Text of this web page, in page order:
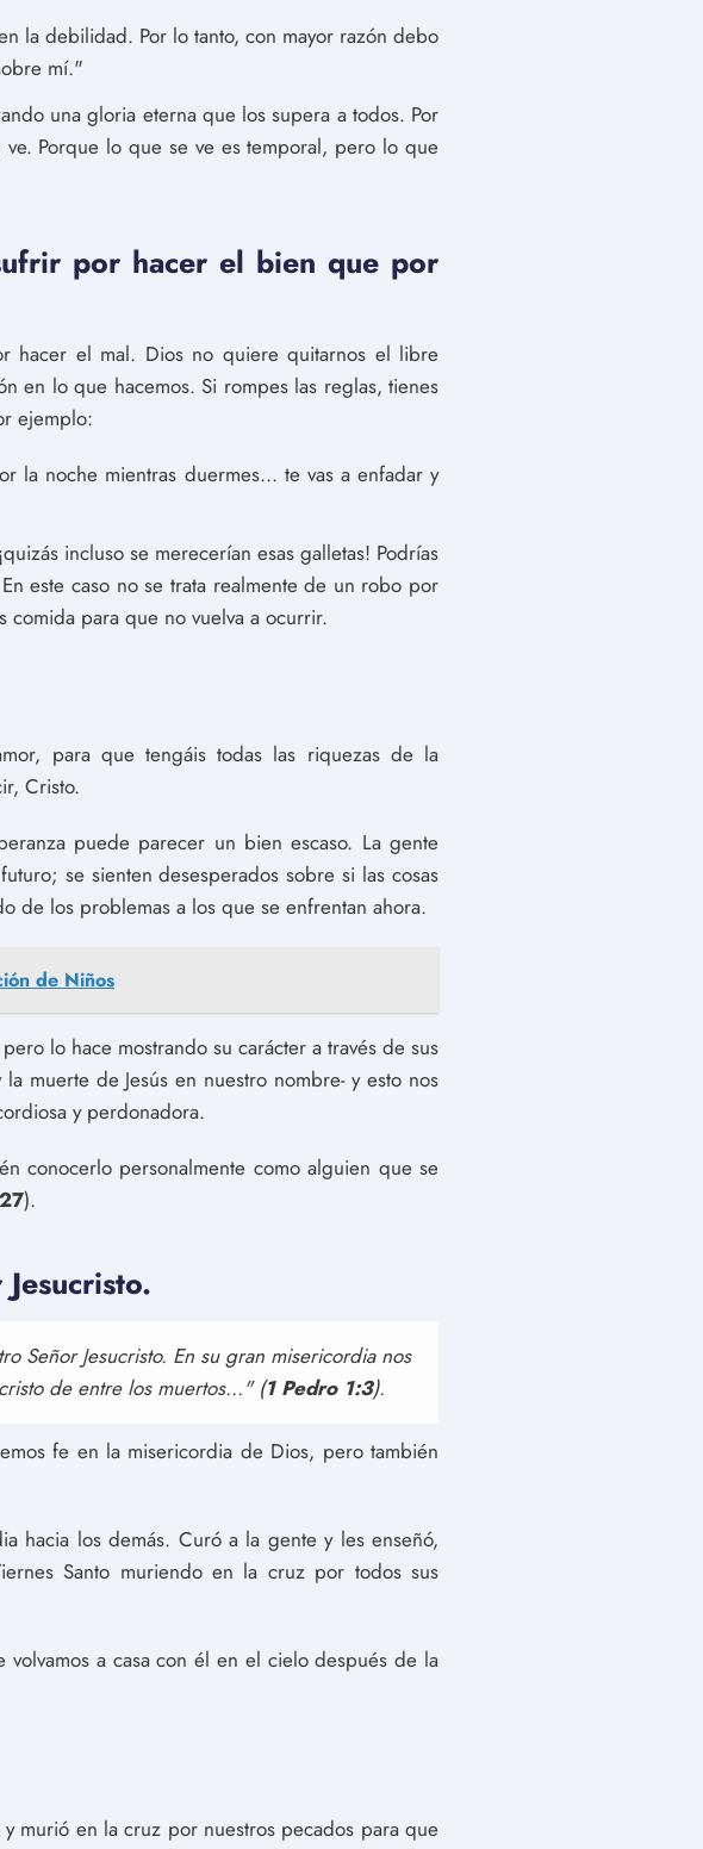
la debilidad. Por lo tanto, con mayor razón debo
mí."
una gloria eterna que los supera a todos. Por
Porque lo que se ve es temporal, pero lo que
por hacer el bien que por
hacer el mal. Dios no quiere quitarnos el libre
en lo que hacemos. Si rompes las reglas, tienes
ejemplo:
la noche mientras duermes... te vas a enfadar y
incluso se merecerían esas galletas! Podrías
este caso no se trata realmente de un robo por
para que no vuelva a ocurrir.
para que tengáis todas las riquezas de la
Cristo.
puede parecer un bien escaso. La gente
se sienten desesperados sobre si las cosas
de los problemas a los que se enfrentan ahora.
de Niños
lo hace mostrando su carácter a través de sus
muerte de Jesús en nuestro nombre- y esto nos
y perdonadora.
conocerlo personalmente como alguien que se
).
Señor Jesucristo. En su gran misericordia nos
de entre los muertos..." (1 Pedro 1:3).
fe en la misericordia de Dios, pero también
hacia los demás. Curó a la gente y les enseñó,
Santo muriendo en la cruz por todos sus
volvamos a casa con él en el cielo después de la
murió en la cruz por nuestros pecados para que